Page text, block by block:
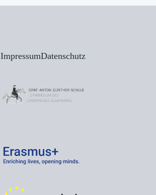
ImpressumDatenschutz